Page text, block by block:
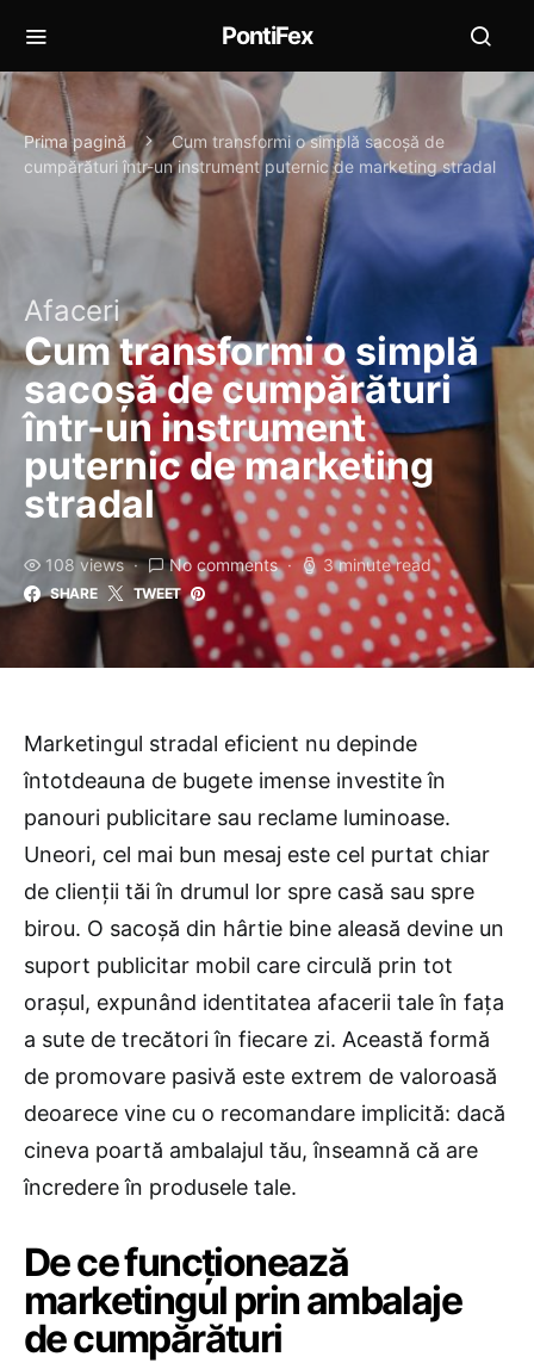
PontiFex
Prima pagină
Cum transformi o simplă sacoșă de
cumpărături într-un instrument puternic de marketing stradal
Afaceri
Cum transformi o simplă
sacoșă de cumpărături
într-un instrument
puternic de marketing
stradal
108 views No comments 3 minute read
SHARE TWEET
Marketingul stradal eficient nu depinde
întotdeauna de bugete imense investite în
panouri publicitare sau reclame luminoase.
Uneori, cel mai bun mesaj este cel purtat chiar
de clienții tăi în drumul lor spre casă sau spre
birou. O sacoșă din hârtie bine aleasă devine un
suport publicitar mobil care circulă prin tot
orașul, expunând identitatea afacerii tale în fața
a sute de trecători în fiecare zi. Această formă
de promovare pasivă este extrem de valoroasă
deoarece vine cu o recomandare implicită: dacă
cineva poartă ambalajul tău, înseamnă că are
încredere în produsele tale.
​De ce funcționează
marketingul prin ambalaje
de cumpărături